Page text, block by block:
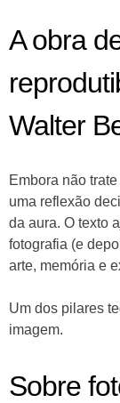
A obra
Walter
Embora não
uma reflexão
da aura. O texto
fotografia (e
arte, memória e
Um dos pilares
imagem.
Sobre